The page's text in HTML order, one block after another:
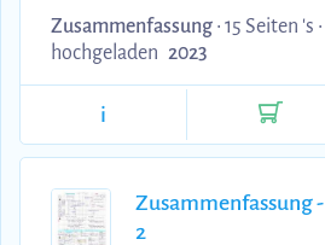
verständlichen Beispielen
Zusammenfassung • 15 Seiten 's •
hochgeladen 2023
i
Zusammenfassung - Softwaretechnik
2